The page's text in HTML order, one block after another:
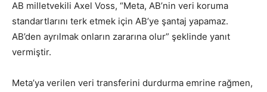
AB milletvekili Axel Voss, “Meta, AB’nin veri koruma
standartlarını terk etmek için AB’ye şantaj yapamaz.
AB’den ayrılmak onların zararına olur” şeklinde yanıt
vermiştir.
Meta’ya verilen veri transferini durdurma emrine rağmen,